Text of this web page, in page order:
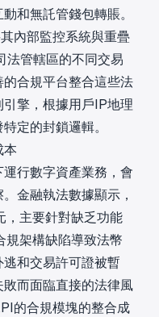
和無託管錢包轉賬。
內部監控系統與重疊
法管轄區的不同交易
的合規平台整合這些法
引擎，根據用戶IP地理
定的封鎖邏輯。
本
行數字資產業務，會
金融執法數據顯示，
，主要針對缺乏功能
規架構缺陷導致法幣
和交易許可證被暫
而面臨直接的法律風
的合規模塊的整合成